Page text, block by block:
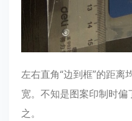
左右直角“边到框”的距
宽。不知是图案印制时
之。